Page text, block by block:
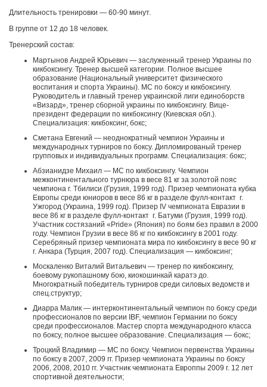
Длительность тренировки — 60-90 минут.
В группе от 12 до 18 человек.
Тренерский состав:
Мартынов Андрей Юрьевич — заслуженный тренер Украины по
кикбоксингу. Тренер высшей категории. Полное высшее
образование (Национальный университет физического
воспитания и спорта Украины). МС по боксу и кикбоксингу.
Руководитель и главный тренер украинской лиги единоборств
«Визард», тренер сборной украины по кикбоксингу. Вице-
президент федерации по кикбоксингу (Киевская обл.).
Специализация: кикбоксинг, бокс;
Сметана Евгений — неоднократный чемпион Украины и
международных турниров по боксу. Дипломированый тренер
групповых и индивидуальных программ. Специализация: бокс;
Абзианидзе Михаил — МС по кикбоксингу. Чемпион
межконтинентального турнюра в весе 81 кг за золотой пояс
чемпиона г. Тбилиси (Грузия, 1999 год). Призер чемпионата кубка
Европы среди юниоров в весе 86 кг в разделе фулл-контакт г.
Ужгород (Украина, 1999 год). Призер IV чемпионата Евразии в
весе 86 кг в разделе фулл-контакт г. Батуми (Грузия, 1999 год).
Участник состязаний «Pride» (Япония) по боям без правил в 2000
году. Чемпион Грузии в весе 86 кг по кикбоксингу в 2001 году.
Серебряный призер чемпионата мира по кикбоксингу в весе 90 кг
г. Анкара (Турция, 2007 год). Специализация — кикбоксинг;
Москаленко Виталий Витальевич — тренер по кикбоксингу,
боевому рукопашному бою, киокошинкай каратэ до.
Многократный победитель турниров среди силовых ведомств и
спец.структур;
Диарра Малик — интерконтинентальный чемпион по боксу среди
профессионалов по версии IBF, чемпион Германии по боксу
среди профессионалов. Мастер спорта международного класса
по боксу, полное высшее образование. Специализация — бокс;
Троцкий Владимир — МС по боксу. Чемпион первенства Украины
по боксу в 2007, 2009 гг. Призер чемпионата Украины по боксу
2006, 2008, 2010 гг. Участник чемпионата Европпы 2009 г. 12 лет
спортивной деятельности;